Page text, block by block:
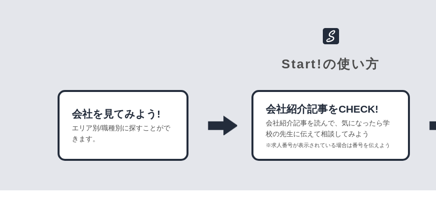
Start!の使い方
会社を見てみよう!
エリア別/職種別に探すことがで
きます。
会社紹介記事をCHECK!
会社紹介記事を読んで、気になったら学
校の先生に伝えて相談してみよう
※求人番号が表示されている場合は番号を伝えよう